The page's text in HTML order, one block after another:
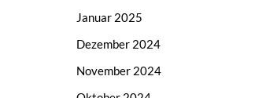
Januar 2025
Dezember 2024
November 2024